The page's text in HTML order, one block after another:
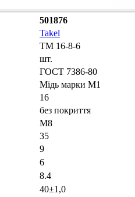
501876
Takel
ТМ 16-8-6
шт.
ГОСТ 7386-80
Мідь марки М1
16
без покриття
М8
35
9
6
8.4
40±1,0